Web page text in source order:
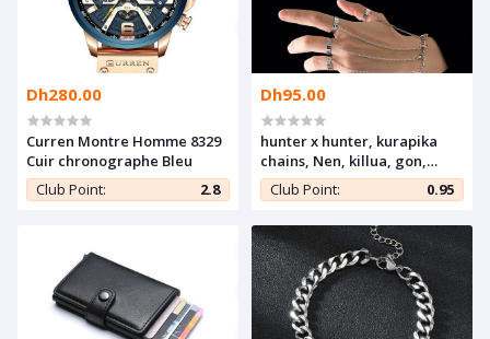
Dh280.00
Curren Montre Homme 8329
Cuir chronographe Bleu
Club Point:
2.8
Dh95.00
hunter x hunter, kurapika
chains, Nen, killua, gon,
hisoka, Bagues de poignet
en chaîne
Club Point: 0.95